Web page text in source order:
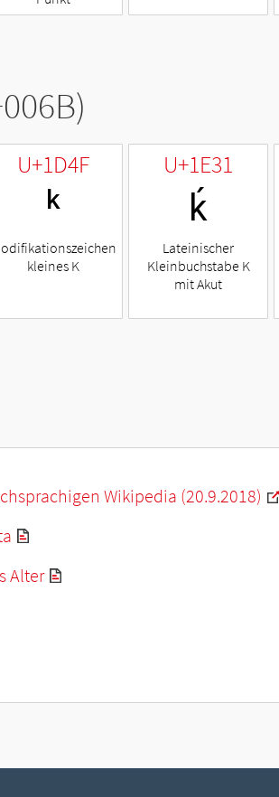
U+1D4F
ᵏ
kleines K
U+1E31
ḱ
Lateinischer
Kleinbuchstabe K
mit Akut
Wikipedia (20.9.2018)
Alter